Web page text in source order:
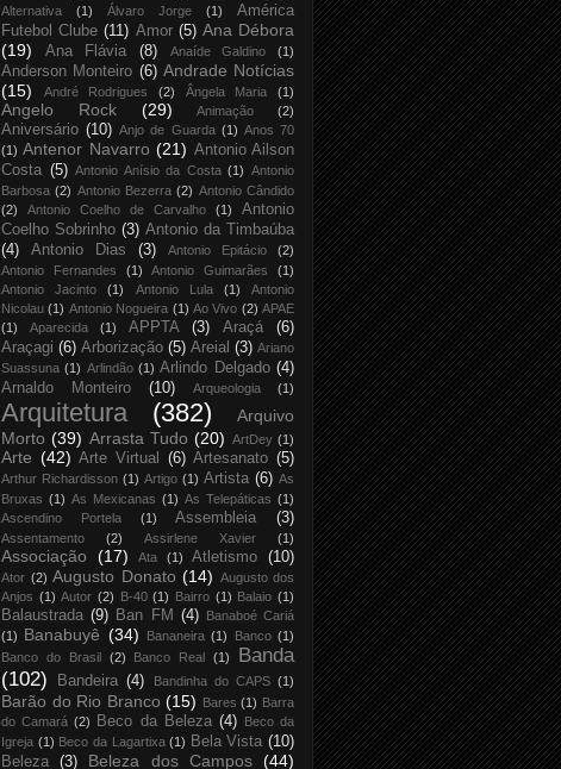
Alternativa
(1) Álvaro Jorge (1)
América
Futebol Clube (11) Amor (5) Ana Débora
(19)
Ana Flávia (8) Anaíde Galdino (1)
Anderson Monteiro (6) Andrade Notícias
(15)
André Rodrigues (2) Ângela Maria (1)
Angelo Rock (29) Animação (2)
Aniversário (10) Anjo de Guarda (1) Anos 70
(1) Antenor Navarro (21) Antonio Ailson
Costa (5) Antonio Anísio da Costa (1) Antonio
Barbosa (2) Antonio Bezerra (2) Antonio Cândido
(2)
Antonio Coelho de Carvalho (1)
Antonio
Coelho Sobrinho (3) Antonio da Timbaúba
(4)
Antonio Dias (3) Antonio Epitácio
(2)
Antonio Fernandes
(1) Antonio Guimarães
(1)
Antonio Jacinto
(1) Antonio Lula (1)
Antonio
Nicolau (1) Antonio Nogueira (1) Ao Vivo (2) APAE
(1)
Aparecida (1) APPTA (3) Araçá
(6)
Araçagi (6) Arborização (5) Areial (3) Ariano
Suassuna (1) Arlindão (1) Arlindo Delgado (4)
Arnaldo Monteiro
(10) Arqueologia (1)
Arquitetura (382)
Arquivo
Morto (39) Arrasta Tudo (20) ArtDey (1)
Arte (42) Arte Virtual (6) Artesanato (5)
Arthur Richardisson (1) Artigo (1) Artista (6) As
Bruxas (1) As Mexicanas (1) As Telepáticas (1)
Ascendino Portela
(1) Assembleia (3)
Assentamento (2) Assirlene Xavier (1)
Associação (17) Ata (1) Atletismo (10)
Ator (2) Augusto Donato (14) Augusto dos
Anjos (1) Autor (2) B-40 (1) Bairro (1) Balaio (1)
Balaustrada (9) Ban FM (4)
Banaboé Cariá
(1) Banabuyê (34) Bananeira (1) Banco (1)
Banco do Brasil
(2) Banco Real (1)
Banda
(102)
Bandeira (4) Bandinha do CAPS (1)
Barão do Rio Branco (15) Bares (1) Barra
do Camará (2) Beco da Beleza (4)
Beco da
Igreja (1) Beco da Lagartixa (1) Bela Vista (10)
Beleza
(3) Beleza dos Campos (44)